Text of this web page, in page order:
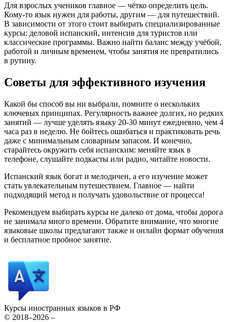
Для взрослых учеников главное — чётко определить цель.
Кому-то язык нужен для работы, другим — для путешествий.
В зависимости от этого стоит выбирать специализированные
курсы: деловой испанский, интенсив для туристов или
классические программы. Важно найти баланс между учёбой,
работой и личным временем, чтобы занятия не превратились
в рутину.
Советы для эффективного изучения
Какой бы способ вы ни выбрали, помните о нескольких
ключевых принципах. Регулярность важнее долгих, но редких
занятий — лучше уделять языку 20-30 минут ежедневно, чем 4
часа раз в неделю. Не бойтесь ошибаться и практиковать речь
даже с минимальным словарным запасом. И конечно,
старайтесь окружить себя испанским: меняйте язык в
телефоне, слушайте подкасты или радио, читайте новости.
Испанский язык богат и мелодичен, а его изучение может
стать увлекательным путешествием. Главное — найти
подходящий метод и получать удовольствие от процесса!
Рекомендуем выбирать курсы не далеко от дома, чтобы дорога
не занимала много времени. Обратите внимание, что многие
языковые школы предлагают также и онлайн формат обучения
и бесплатное пробное занятие.
Курсы иностранных языков в РФ
© 2018–2026 –